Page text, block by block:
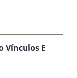
Vínculos E